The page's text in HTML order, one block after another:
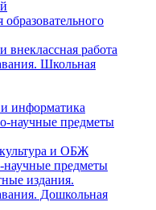
внеклассная работа
Школьная
информатика
научные предметы
и ОБЖ
научные предметы
издания.
Дошкольная